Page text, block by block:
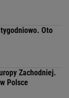
Oto
Zachodniej.
Polsce